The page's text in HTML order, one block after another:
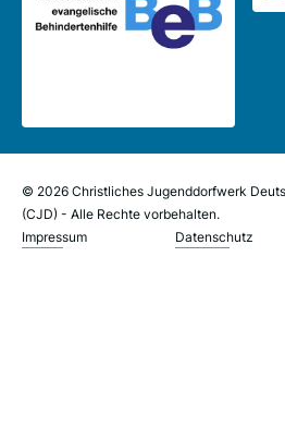
© 2026 Christliches Jugenddorfwerk
(CJD) - Alle Rechte vorbehalten.
Impressum
Datenschutz